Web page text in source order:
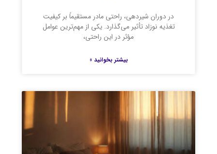
در دوران شیردهی، راحتی مادر مستقیماً بر کیفیت
تغذیه نوزاد تأثیر می‌گذارد. یکی از مهم‌ترین عوامل
مؤثر در این راحتی،
بیشتر بخوانید »